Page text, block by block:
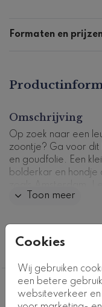
Cookies
Wij gebruiken
een betere
websiteverkeer
Formaten en
Omschrijving
Op zoek naar een
zoontje? Ga voor
en goudfolie. Een
bolderkar en
omringd door
Pas dit ontwerp zelf
Kaartcode: FD-
Toon meer
Collectie
Deze